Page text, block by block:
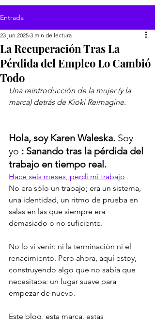
Entrada
La Recuperación Tras La
Pérdida del Empleo Lo Cambió
Todo
23 jun 2025 3 min de lectura
Una reintroducción de la mujer (y la
marca) detrás de Kioki Reimagine.
Hola, soy Karen Waleska. Soy
yo : Sanando tras la pérdida del
trabajo en tiempo real.
Hace seis meses, perdí mi trabajo .
No era sólo un trabajo; era un sistema,
una identidad, un ritmo de prueba en
salas en las que siempre era
demasiado o no suficiente.
No lo vi venir: ni la terminación ni el
renacimiento. Pero ahora, aquí estoy,
construyendo algo que no sabía que
necesitaba: un lugar suave para
empezar de nuevo.
Este blog, esta marca, estas